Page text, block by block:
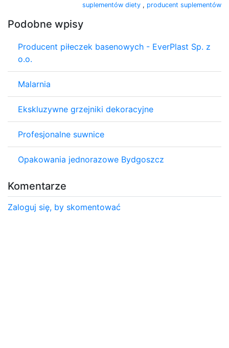
suplementów diety , producent suplementów
Podobne wpisy
Producent piłeczek basenowych - EverPlast Sp. z
o.o.
Malarnia
Ekskluzywne grzejniki dekoracyjne
Profesjonalne suwnice
Opakowania jednorazowe Bydgoszcz
Komentarze
Zaloguj się, by skomentować